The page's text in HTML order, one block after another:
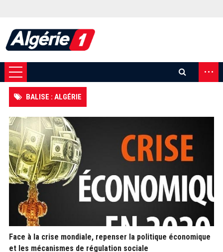
...
BALISE : ALGÉRIE
Face à la crise mondiale, repenser la politique économique
et les mécanismes de régulation sociale